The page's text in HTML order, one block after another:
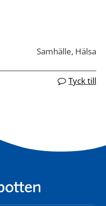
Samhälle, Hälsa
Tyck till